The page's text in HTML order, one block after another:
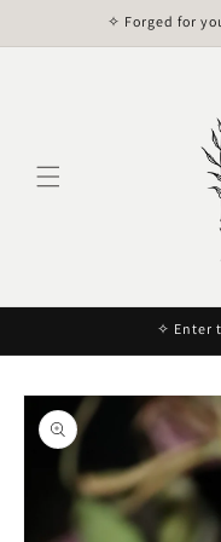
au
✧ Forged for
✧ Enter
Passer aux
informations
produits